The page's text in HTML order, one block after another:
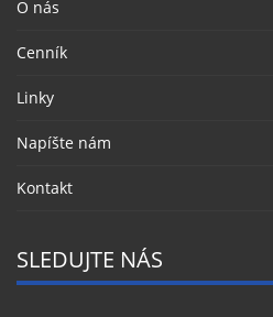
O nás
Cenník
Linky
Napíšte nám
Kontakt
SLEDUJTE NÁS